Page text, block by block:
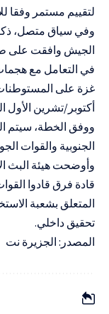
لتقييم مستمر وفقا
وفي سياق متصل،
الجيش وافقت على
في التعامل مع
غزة على
أكتوبر/تشرين الأول
ووفق الخطة، سيتم
الجنوبية والقوات
قادة فرق قادوا
المتعلق بشعبة
تحقيق داخلي.
المصدر: الجزيرة نت